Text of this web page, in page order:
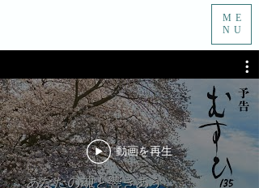
ME
NU
動画を再生